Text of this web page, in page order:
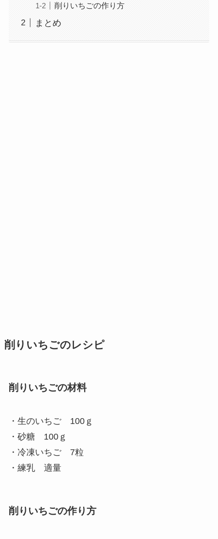
削りいちごの作り方
まとめ
削りいちごのレシピ
削りいちごの材料
・生のいちご 100ｇ
・砂糖 100ｇ
・冷凍いちご 7粒
・練乳 適量
削りいちごの作り方